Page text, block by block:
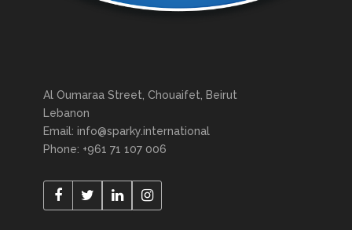
Al Oumaraa Street, Chouaifet, Beirut
Lebanon
Email: info@sparky.international
Phone: +961 71 107 006